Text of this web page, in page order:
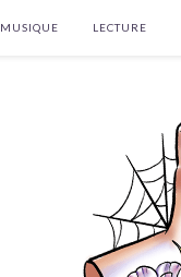
MUSIQUE LECTURE